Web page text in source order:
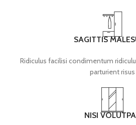
SAGITTIS
Ridiculus facilisi condimentum
parturient risus
NISI